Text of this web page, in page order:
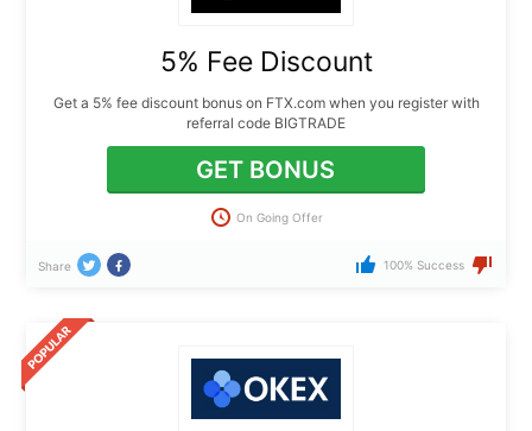
5% Fee Discount
Get a 5% fee discount bonus on FTX.com when you register with
referral code BIGTRADE
GET BONUS
On Going Offer
Share 100% Success